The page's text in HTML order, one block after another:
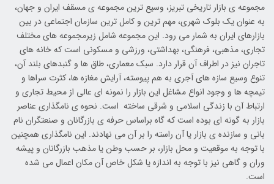
مجموعه ی بازار تاریخی تبریز، وسیع ترین مجموعه ی مسقف ایران و جهان،
به عنوان یک بلوک شهری، مهم ترین و کامل ترین سازمان اجتماعی در بین
بازارهای ایران به شمار می رود. این مجموعه شامل زیرمجموعه های مختلف
تجاری، مذهبی، فرهنگی، بهداشتی، ورزشی و مسکونی است که خانه های
تاجران نیز در اطراف آن قرار دارد. سبک معماری، طاق ها و گنبدهای بلند آن،
تنوع وسیع سازه های آجری به هم پیوسته، آرایش مغازه ها، کثرت سراها و
تیمچه ها و وجود انواع مشاغل این بازار را نمونه ای عالی از محیط تجاری و
ارتباط آن با زندگی اسلامی و شرقی ساخته است. نحوه ی نامگذاری عناصر
بازار به گونه ای بوده است که گاه براساس حرفه ی بازرگانان و صنعتگران نام
بانی و سازنده ی بازار یا آن راسته را بر آن می نهادند. این نامگذاری همچنین
با توجه به موقعیت و محل بازار، بر حسب وطن یا مذهب بازرگانان و پیشه
وران و گاهی نیز با توجه به اندازه یا شکل خاص آن مکان اعمال می شده
است.